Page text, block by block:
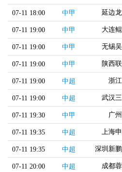
07-11 18:00 中甲 延边
07-11 19:00 中甲 大连
07-11 19:00 中甲 无锡
07-11 19:00 中甲 陕西
07-11 19:00 中超 浙
07-11 19:00 中超 武汉
07-11 19:30 中甲 广
07-11 19:35 中超 上海
07-11 19:35 中超 深圳新
07-11 20:00 中超 成都